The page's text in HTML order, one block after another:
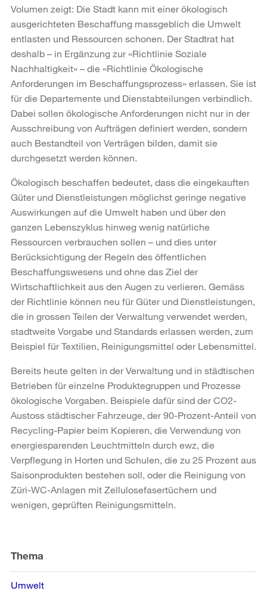
Volumen zeigt: Die Stadt kann mit einer ökologisch
ausgerichteten Beschaffung massgeblich die Umwelt
entlasten und Ressourcen schonen. Der Stadtrat hat
deshalb – in Ergänzung zur «Richtlinie Soziale
Nachhaltigkeit» – die «Richtlinie Ökologische
Anforderungen im Beschaffungsprozess» erlassen. Sie ist
für die Departemente und Dienstabteilungen verbindlich.
Dabei sollen ökologische Anforderungen nicht nur in der
Ausschreibung von Aufträgen definiert werden, sondern
auch Bestandteil von Verträgen bilden, damit sie
durchgesetzt werden können.
Ökologisch beschaffen bedeutet, dass die eingekauften
Güter und Dienstleistungen möglichst geringe negative
Auswirkungen auf die Umwelt haben und über den
ganzen Lebenszyklus hinweg wenig natürliche
Ressourcen verbrauchen sollen – und dies unter
Berücksichtigung der Regeln des öffentlichen
Beschaffungswesens und ohne das Ziel der
Wirtschaftlichkeit aus den Augen zu verlieren. Gemäss
der Richtlinie können neu für Güter und Dienstleistungen,
die in grossen Teilen der Verwaltung verwendet werden,
stadtweite Vorgabe und Standards erlassen werden, zum
Beispiel für Textilien, Reinigungsmittel oder Lebensmittel.
Bereits heute gelten in der Verwaltung und in städtischen
Betrieben für einzelne Produktegruppen und Prozesse
ökologische Vorgaben. Beispiele dafür sind der CO2-
Austoss städtischer Fahrzeuge, der 90-Prozent-Anteil von
Recycling-Papier beim Kopieren, die Verwendung von
energiesparenden Leuchtmitteln durch ewz, die
Verpflegung in Horten und Schulen, die zu 25 Prozent aus
Saisonprodukten bestehen soll, oder die Reinigung von
Züri-WC-Anlagen mit Zellulosefasertüchern und
wenigen, geprüften Reinigungsmitteln.
Informationen
Thema
Umwelt